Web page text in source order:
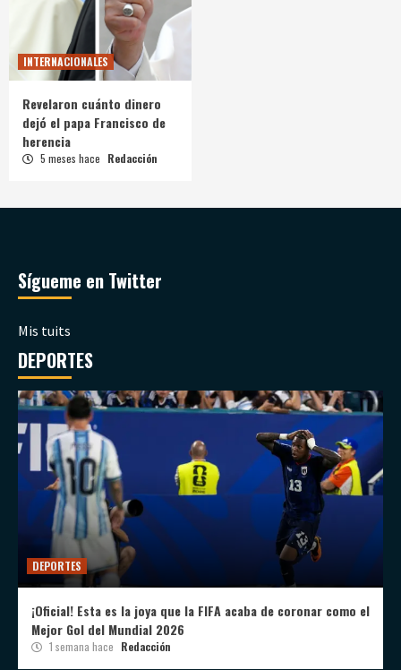
INTERNACIONALES
Revelaron cuánto dinero
dejó el papa Francisco de
herencia
5 meses hace Redacción
Sígueme en Twitter
Mis tuits
DEPORTES
DEPORTES
¡Oficial! Esta es la joya que la FIFA acaba de coronar como el
Mejor Gol del Mundial 2026
1 semana hace Redacción